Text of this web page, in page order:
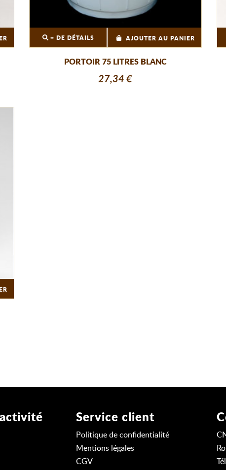
+ DE DÉTAILS AJOUTER AU PANIER
PORTOIR 75 LITRES BLANC
27,34 €
Service client
Politique de confidentialité
Mentions légales
CGV